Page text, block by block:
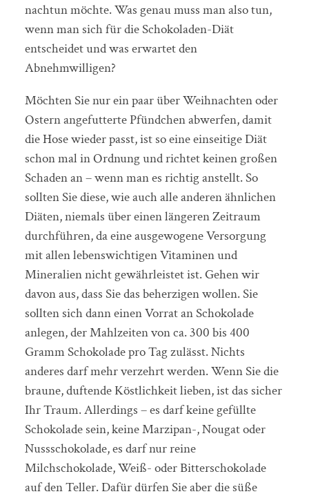
nachtun möchte. Was genau muss man also tun,
wenn man sich für die Schokoladen-Diät
entscheidet und was erwartet den
Abnehmwilligen?
Möchten Sie nur ein paar über Weihnachten oder
Ostern angefutterte Pfündchen abwerfen, damit
die Hose wieder passt, ist so eine einseitige Diät
schon mal in Ordnung und richtet keinen großen
Schaden an – wenn man es richtig anstellt. So
sollten Sie diese, wie auch alle anderen ähnlichen
Diäten, niemals über einen längeren Zeitraum
durchführen, da eine ausgewogene Versorgung
mit allen lebenswichtigen Vitaminen und
Mineralien nicht gewährleistet ist. Gehen wir
davon aus, dass Sie das beherzigen wollen. Sie
sollten sich dann einen Vorrat an Schokolade
anlegen, der Mahlzeiten von ca. 300 bis 400
Gramm Schokolade pro Tag zulässt. Nichts
anderes darf mehr verzehrt werden. Wenn Sie die
braune, duftende Köstlichkeit lieben, ist das sicher
Ihr Traum. Allerdings – es darf keine gefüllte
Schokolade sein, keine Marzipan-, Nougat oder
Nussschokolade, es darf nur reine
Milchschokolade, Weiß- oder Bitterschokolade
auf den Teller. Dafür dürfen Sie aber die süße